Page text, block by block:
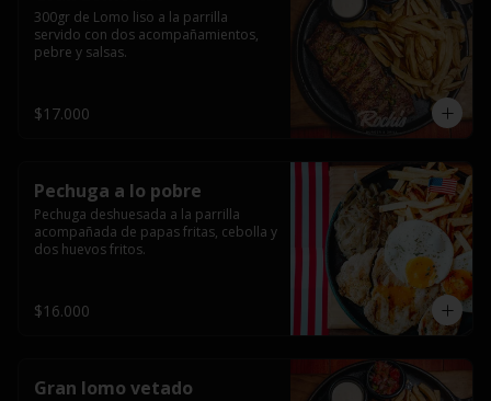
300gr de Lomo liso a la parrilla
servido con dos acompañamientos,
pebre y salsas.
$17.000
Pechuga a lo pobre
Pechuga deshuesada a la parrilla
acompañada de papas fritas, cebolla y
dos huevos fritos.
$16.000
Gran lomo vetado